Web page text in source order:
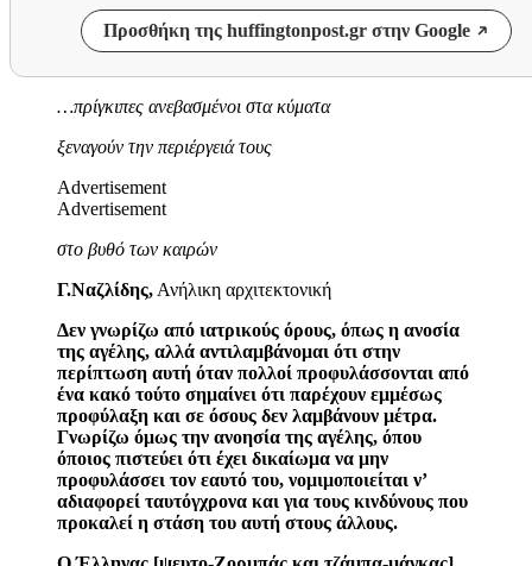
Προσθήκη της huffingtonpost.gr στην Google
…πρίγκιπες ανεβασμένοι στα κύματα
ξεναγούν την περιέργειά τους
Advertisement
Advertisement
στο βυθό των καιρών
Γ.Ναζλίδης, Ανήλικη αρχιτεκτονική
Δεν γνωρίζω από ιατρικούς όρους, όπως η ανοσία
της αγέλης, αλλά αντιλαμβάνομαι ότι στην
περίπτωση αυτή όταν πολλοί προφυλάσσονται από
ένα κακό τούτο σημαίνει ότι παρέχουν εμμέσως
προφύλαξη και σε όσους δεν λαμβάνουν μέτρα.
Γνωρίζω όμως την ανοησία της αγέλης, όπου
όποιος πιστεύει ότι έχει δικαίωμα να μην
προφυλάσσει τον εαυτό του, νομιμοποιείται ν’
αδιαφορεί ταυτόγχρονα και για τους κινδύνους που
προκαλεί η στάση του αυτή στους άλλους.